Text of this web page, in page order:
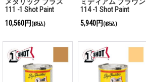
111 -1 Shot Paint
10,560円 (税込)
114 -1 Shot Paint
5,940円 (税込)